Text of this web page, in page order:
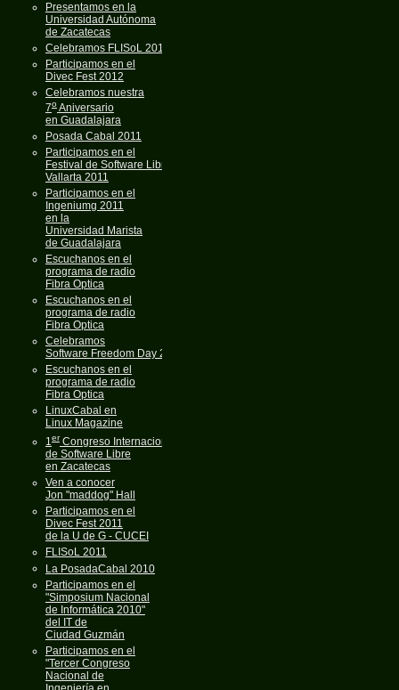
Presentamos en la
Universidad Autónoma
de Zacatecas
Celebramos FLISoL 2012
Participamos en el
Divec Fest 2012
Celebramos nuestra
7oAniversario
en Guadalajara
Posada Cabal 2011
Participamos en el
Festival de Software Libre
Vallarta 2011
Participamos en el
Ingeniumg 2011
en la
Universidad Marista
de Guadalajara
Escuchanos en el
programa de radio
Fibra Optica
Escuchanos en el
programa de radio
Fibra Optica
Celebramos
Software Freedom Day 2011
Escuchanos en el
programa de radio
Fibra Optica
LinuxCabal en
Linux Magazine
1erCongreso Internacional
de Software Libre
en Zacatecas
Ven a conocer
Jon "maddog" Hall
Participamos en el
Divec Fest 2011
de la U de G - CUCEI
FLISoL 2011
La PosadaCabal 2010
Participamos en el
"Simposium Nacional
de Informática 2010"
del IT de
Ciudad Guzmán
Participamos en el
"Tercer Congreso
Nacional de